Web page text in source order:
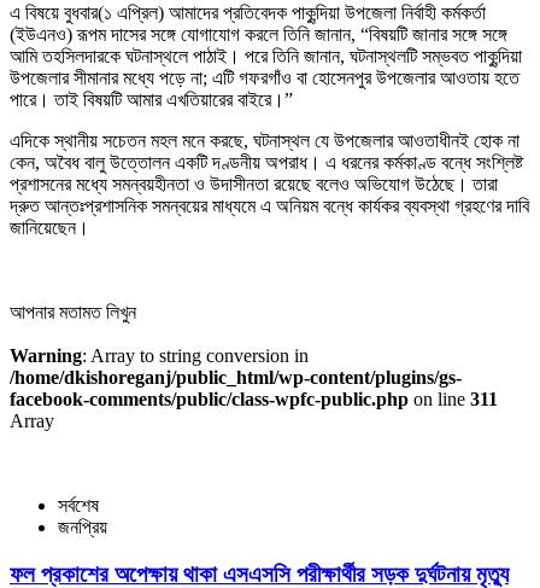
এ বিষয়ে বুধবার(১ এপ্রিল) আমাদের প্রতিবেদক পাকুন্দিয়া উপজেলা নির্বাহী কর্মকর্তা
(ইউএনও) রূপম দাসের সঙ্গে যোগাযোগ করলে তিনি জানান, “বিষয়টি জানার সঙ্গে সঙ্গে
আমি তহসিলদারকে ঘটনাস্থলে পাঠাই। পরে তিনি জানান, ঘটনাস্থলটি সম্ভবত পাকুন্দিয়া
উপজেলার সীমানার মধ্যে পড়ে না; এটি গফরগাঁও বা হোসেনপুর উপজেলার আওতায় হতে
পারে। তাই বিষয়টি আমার এখতিয়ারের বাইরে।”
এদিকে স্থানীয় সচেতন মহল মনে করছে, ঘটনাস্থল যে উপজেলার আওতাধীনই হোক না
কেন, অবৈধ বালু উত্তোলন একটি দণ্ডনীয় অপরাধ। এ ধরনের কর্মকাণ্ড বন্ধে সংশ্লিষ্ট
প্রশাসনের মধ্যে সমন্বয়হীনতা ও উদাসীনতা রয়েছে বলেও অভিযোগ উঠেছে। তারা
দ্রুত আন্তঃপ্রশাসনিক সমন্বয়ের মাধ্যমে এ অনিয়ম বন্ধে কার্যকর ব্যবস্থা গ্রহণের দাবি
জানিয়েছেন।
আপনার মতামত লিখুন
Warning: Array to string conversion in
/home/dkishoreganj/public_html/wp-content/plugins/gs-
facebook-comments/public/class-wpfc-public.php on line 311
Array
সর্বশেষ
জনপ্রিয়
ফল প্রকাশের অপেক্ষায় থাকা এসএসসি পরীক্ষার্থীর সড়ক দুর্ঘটনায় মৃত্যু